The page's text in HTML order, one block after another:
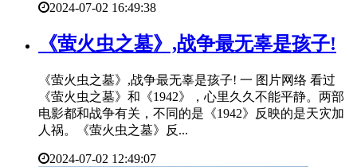
2024-07-02 16:49:38
​《萤火虫之墓》,战争最无辜是孩子!
《萤火虫之墓》,战争最无辜是孩子! 一 图片网络 看过
《萤火虫之墓》和《1942》，心里久久不能平静。两部
电影都和战争有关，不同的是《1942》反映的是天灾加
人祸。《萤火虫之墓》反...
2024-07-02 12:49:07